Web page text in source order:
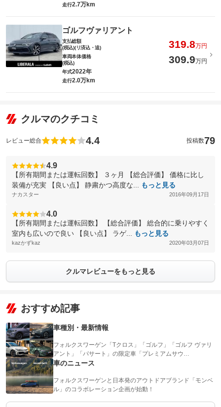
走行2.7万km
ゴルフヴァリアント
支払総額
(税込)(リ済込・追)
319.8万円
車両本体価格
(税込)
309.9万円
年式2022年
走行2.0万km
クルマのクチコミ
レビュー総合 4.4 投稿数79
4.9
【所有期間または運転回数】 ３ヶ月 【総合評価】 価格に比し
装備が充実 【良い点】 静粛かつ高度な...
もっと見る
ナカスター 2016年09月17日
4.0
【所有期間または運転回数】 【総合評価】 総合的に乗りやすく
室内も広いので良い 【良い点】 ラゲ...
もっと見る
kazかずkaz 2020年03月07日
クルマレビューをもっと見る
おすすめ記事
車種別・最新情報
フォルクスワーゲン「Tクロス」「ゴルフ」「ゴルフ ヴァリ
アント」「パサート」の限定車「プレミアムサウ…
車のニュース
フォルクスワーゲンと日本発のアウトドアブランド「モンベ
ル」のコラボレーション企画が始動！